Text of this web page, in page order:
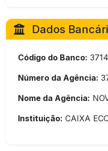
Dados
Código do Banco: 3714
Número da Agência:
Nome da Agência:
Instituição: CAIXA